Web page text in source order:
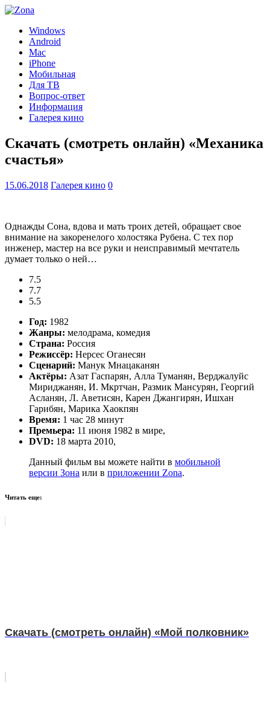
Windows
Android
Mac
iPhone
Мобильная
Для ТВ
Вопрос-ответ
Информация
Галерея кино
Скачать (смотреть онлайн) «Механика
счастья»
15.06.2018 Галерея кино 0
Однажды Сона, вдова и мать троих детей, обращает свое
внимание на закоренелого холостяка Рубена. С тех пор
инженер, мастер на все руки и неисправимый мечтатель
думает только о ней…
7.5
7.7
5.5
Год: 1982
Жанры: мелодрама, комедия
Страна: Россия
Режиссёр: Нерсес Оганесян
Сценарий: Манук Мнацаканян
Актёры: Азат Гаспарян, Алла Туманян, Верджалуйс
Мириджанян, И. Мкртчан, Размик Мансурян, Георгий
Асланян, Л. Аветисян, Карен Джангирян, Ишхан
Гарибян, Марика Хаокпян
Время: 1 час 28 минут
Премьера: 11 июня 1982 в мире,
DVD: 18 марта 2010,
Данный фильм вы можете найти в мобильной
версии Зона или в приложении Zona.
Читать еще:
Скачать (смотреть онлайн) «Мой полковник»